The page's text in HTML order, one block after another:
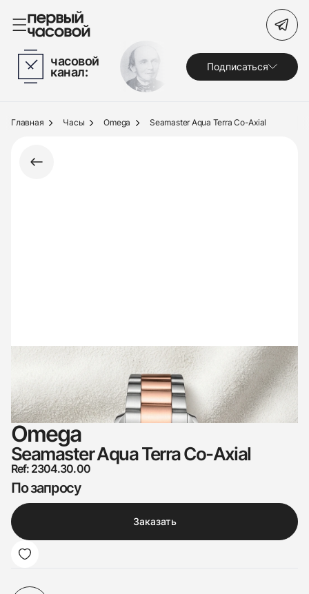
Часы
Украшения
Под заказ
Поиск по сайту
часовой
канал: Подписаться
Главная Часы Omega Seamaster Aqua Terra Co-Axial
Omega
Seamaster Aqua Terra Co-Axial
Ref: 2304.30.00
По запросу
Заказать